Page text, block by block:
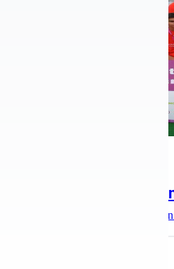
Gyermek Játékok
Hollandiában, Alkmaar